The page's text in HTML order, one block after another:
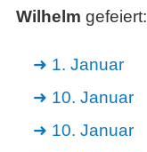
Wilhelm gefeiert:
1. Januar
10. Januar
10. Januar